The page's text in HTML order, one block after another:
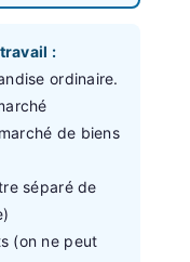
:
ordinaire.
de biens
séparé de
(on ne peut